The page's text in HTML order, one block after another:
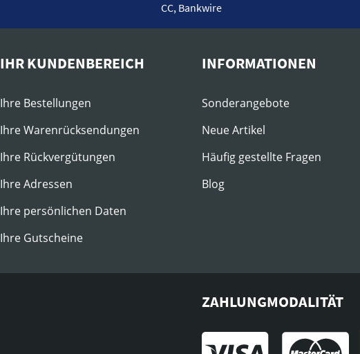
CC, Bankwire
IHR KUNDENBEREICH
Ihre Bestellungen
Ihre Warenrücksendungen
Ihre Rückvergütungen
Ihre Adressen
Ihre persönlichen Daten
Ihre Gutscheine
INFORMATIONEN
Sonderangebote
Neue Artikel
Häufig gestellte Fragen
Blog
ZAHLUNGMODALITÄT